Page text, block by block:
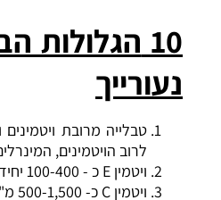
הגלולות
לרוב הויטמינים, המינרלים